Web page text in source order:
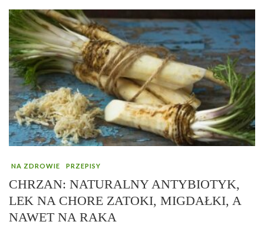
NA ZDROWIE PRZEPISY
CHRZAN: NATURALNY ANTYBIOTYK,
LEK NA CHORE ZATOKI, MIGDAŁKI, A
NAWET NA RAKA